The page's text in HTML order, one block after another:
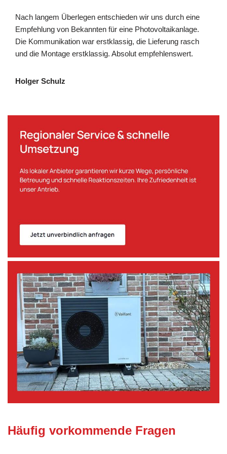
Nach langem Überlegen entschieden wir uns durch eine
Empfehlung von Bekannten für eine Photovoltaikanlage.
Die Kommunikation war erstklassig, die Lieferung rasch
und die Montage erstklassig. Absolut empfehlenswert.
Holger Schulz
Häufig vorkommende Fragen